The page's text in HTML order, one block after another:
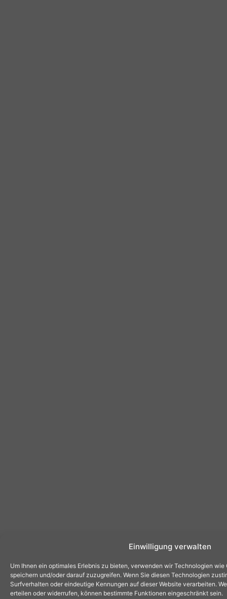
Einwilligung verwalten
Um Ihnen ein optimales Erlebnis zu bieten, verwenden wir Technologien
speichern und/oder darauf zuzugreifen. Wenn Sie diesen Technologien
Surfverhalten oder eindeutige Kennungen auf dieser Website verarbeiten.
erteilen oder widerrufen, können bestimmte Funktionen eingeschränkt sein.